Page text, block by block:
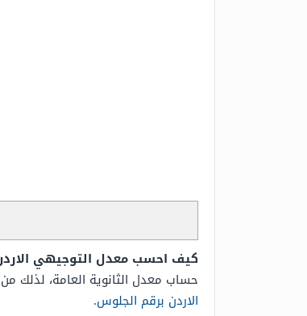
كيف احسب معدل التوجيهي
حساب معدل الثانوية العامة، لذلك
الاردن برقم الجلوس.